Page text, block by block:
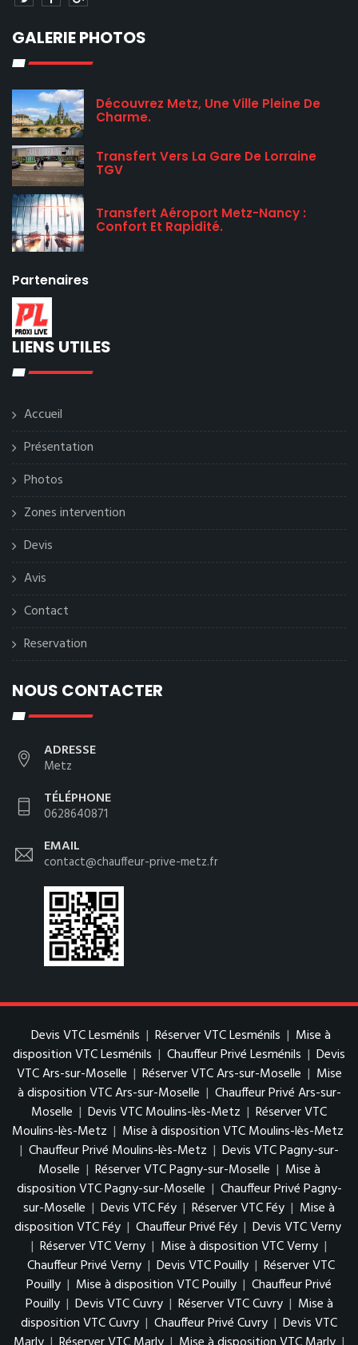
GALERIE PHOTOS
Découvrez Metz, Une Ville Pleine De
Charme.
Transfert Vers La Gare De Lorraine
TGV
Transfert Aéroport Metz-Nancy :
Confort Et Rapidité.
Partenaires
LIENS UTILES
Accueil
Présentation
Photos
Zones intervention
Devis
Avis
Contact
Reservation
NOUS CONTACTER
ADRESSE
Metz
TÉLÉPHONE
0628640871
EMAIL
contact@chauffeur-prive-metz.fr
Devis VTC Lesménils | Réserver VTC Lesménils | Mise à
disposition VTC Lesménils | Chauffeur Privé Lesménils | Devis
VTC Ars-sur-Moselle | Réserver VTC Ars-sur-Moselle | Mise
à disposition VTC Ars-sur-Moselle | Chauffeur Privé Ars-sur-
Moselle | Devis VTC Moulins-lès-Metz | Réserver VTC
Moulins-lès-Metz | Mise à disposition VTC Moulins-lès-Metz
| Chauffeur Privé Moulins-lès-Metz | Devis VTC Pagny-sur-
Moselle | Réserver VTC Pagny-sur-Moselle | Mise à
disposition VTC Pagny-sur-Moselle | Chauffeur Privé Pagny-
sur-Moselle | Devis VTC Féy | Réserver VTC Féy | Mise à
disposition VTC Féy | Chauffeur Privé Féy | Devis VTC Verny
| Réserver VTC Verny | Mise à disposition VTC Verny |
Chauffeur Privé Verny | Devis VTC Pouilly | Réserver VTC
Pouilly | Mise à disposition VTC Pouilly | Chauffeur Privé
Pouilly | Devis VTC Cuvry | Réserver VTC Cuvry | Mise à
disposition VTC Cuvry | Chauffeur Privé Cuvry | Devis VTC